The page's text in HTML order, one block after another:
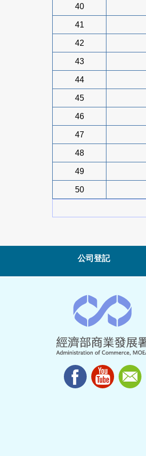
40
41
42
43
44
45
46
47
48
49
50
公司登記